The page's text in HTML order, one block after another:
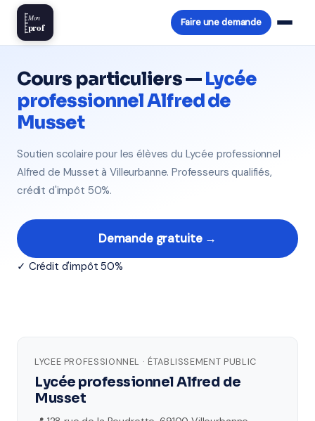
Mon
prof Faire une demande
Cours particuliers —Lycée
professionnel Alfred de
Musset
Soutien scolaire pour les élèves du Lycée professionnel
Alfred de Musset à Villeurbanne. Professeurs qualifiés,
crédit d'impôt 50%.
Demande gratuite →
✓ Crédit d'impôt 50%
LYCEE PROFESSIONNEL · ÉTABLISSEMENT PUBLIC
Lycée professionnel Alfred de
Musset